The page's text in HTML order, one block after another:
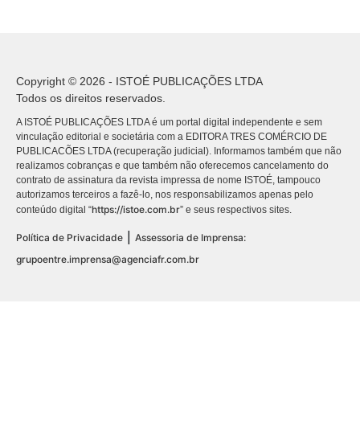
Copyright © 2026 - ISTOÉ PUBLICAÇÕES LTDA
Todos os direitos reservados.
A ISTOÉ PUBLICAÇÕES LTDA é um portal digital independente e sem
vinculação editorial e societária com a EDITORA TRES COMÉRCIO DE
PUBLICACÕES LTDA (recuperação judicial). Informamos também que não
realizamos cobranças e que também não oferecemos cancelamento do
contrato de assinatura da revista impressa de nome ISTOÉ, tampouco
autorizamos terceiros a fazê-lo, nos responsabilizamos apenas pelo
conteúdo digital “https://istoe.com.br” e seus respectivos sites.
Política de Privacidade
Assessoria de Imprensa:
grupoentre.imprensa@agenciafr.com.br